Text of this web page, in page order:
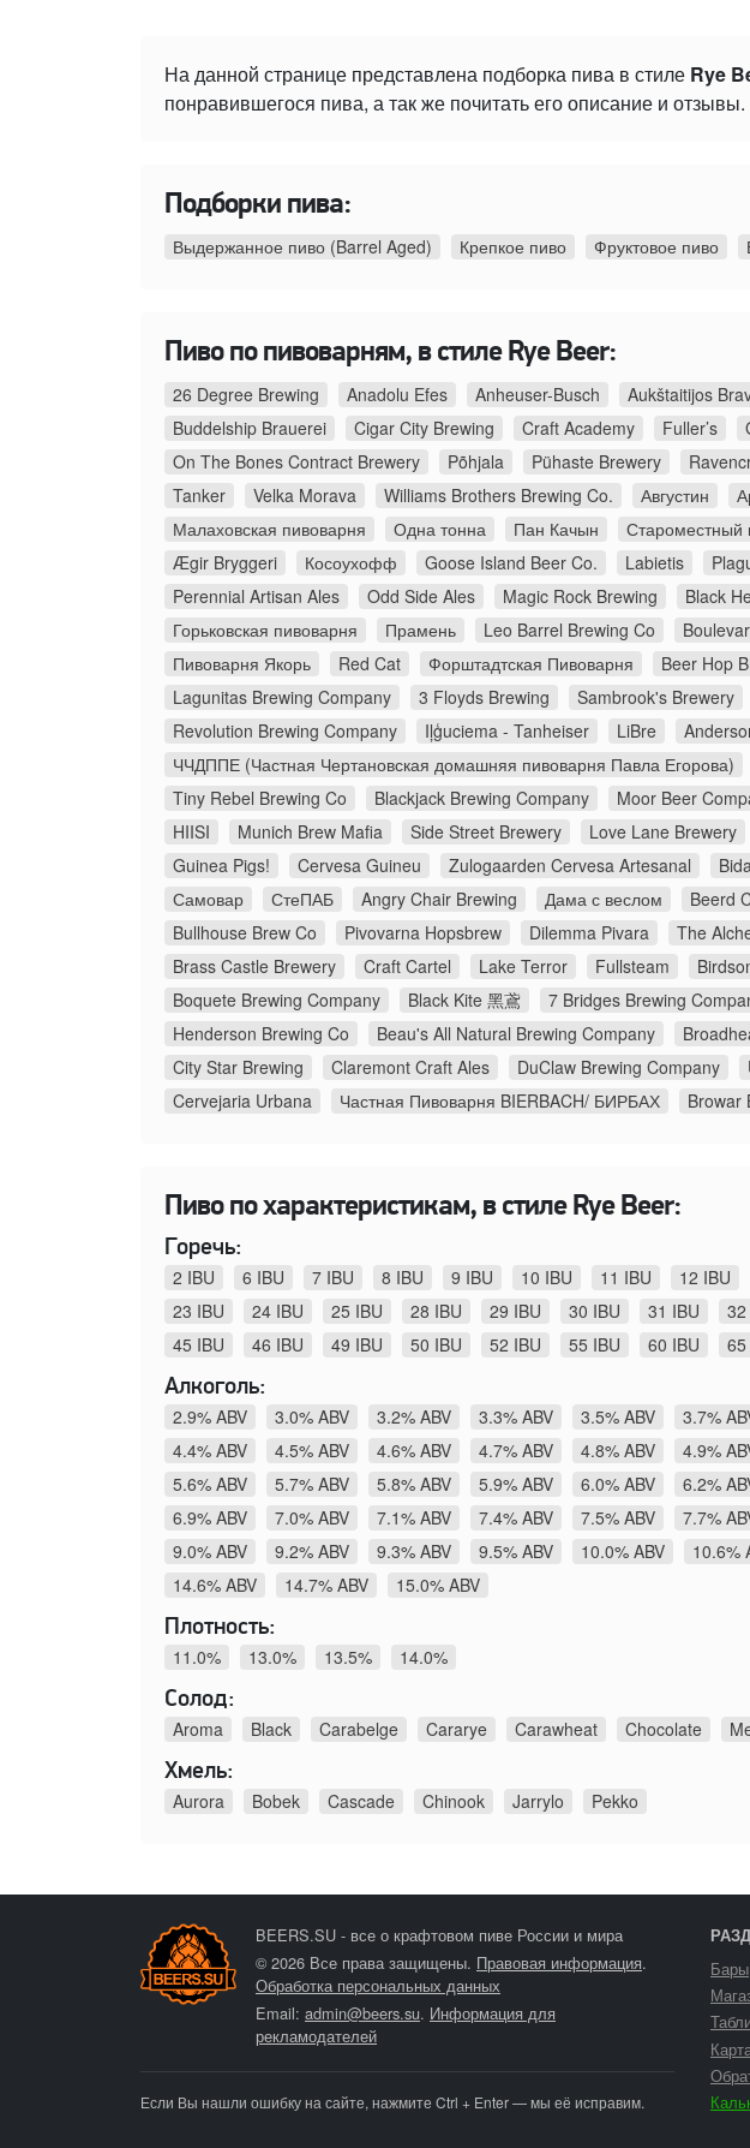
На данной странице представлена подборка пива в стиле Rye
понравившегося пива, а так же почитать его описание и отзывы.
Подборки пива:
Выдержанное пиво (Barrel Aged) Крепкое пиво Фруктовое пиво
Пиво по пивоварням, в стиле Rye Beer:
26 Degree Brewing Anadolu Efes Anheuser-Busch Aukštaitijos
Buddelship Brauerei
Cigar City Brewing Craft Academy Fuller’s
On The Bones Contract Brewery
Põhjala Pühaste Brewery
Tanker
Velka Morava Williams Brothers Brewing Co. Августин
Малаховская пивоварня
Одна тонна Пан Качын Староместный
Ægir Bryggeri
Косоухофф Goose Island Beer Co. Labietis
Perennial Artisan Ales
Odd Side Ales Magic Rock Brewing Black
Горьковская пивоварня
Прамень Leo Barrel Brewing Co
Пивоварня Якорь
Red Cat Форштадтская Пивоварня Beer Hop
Lagunitas Brewing Company
3 Floyds Brewing Sambrook's Brewery
Revolution Brewing Company
Iļģuciema - Tanheiser LiBre
ЧЧДППЕ (Частная Чертановская домашняя пивоварня Павла Егорова)
Tiny Rebel Brewing Co
Blackjack Brewing Company Moor Beer
HIISI
Munich Brew Mafia Side Street Brewery Love Lane Brewery
Guinea Pigs!
Cervesa Guineu Zulogaarden Cervesa Artesanal
Самовар
СтеПАБ Angry Chair Brewing Дама с веслом Beerd
Bullhouse Brew Co
Pivovarna Hopsbrew Dilemma Pivara The
Brass Castle Brewery
Craft Cartel Lake Terror Fullsteam
Boquete Brewing Company
Black Kite 黑鳶 7 Bridges Brewing
Henderson Brewing Co
Beau's All Natural Brewing Company
City Star Brewing
Claremont Craft Ales DuClaw Brewing Company
Cervejaria Urbana
Частная Пивоварня BIERBACH/ БИРБАХ Browar
Пиво по характеристикам, в стиле Rye Beer:
Горечь:
2 IBU
6 IBU 7 IBU 8 IBU 9 IBU 10 IBU 11 IBU 12 IBU
23 IBU
24 IBU 25 IBU 28 IBU 29 IBU 30 IBU 31 IBU 32
45 IBU
46 IBU 49 IBU 50 IBU 52 IBU 55 IBU 60 IBU 65
Алкоголь:
2.9% ABV
3.0% ABV 3.2% ABV 3.3% ABV 3.5% ABV 3.7%
4.4% ABV
4.5% ABV 4.6% ABV 4.7% ABV 4.8% ABV 4.9%
5.6% ABV
5.7% ABV 5.8% ABV 5.9% ABV 6.0% ABV 6.2%
6.9% ABV
7.0% ABV 7.1% ABV 7.4% ABV 7.5% ABV 7.7%
9.0% ABV
9.2% ABV 9.3% ABV 9.5% ABV 10.0% ABV 10.6%
14.6% ABV
14.7% ABV
15.0% ABV
Плотность:
11.0%
13.0% 13.5%
14.0%
Солод:
Aroma
Black Carabelge Cararye Carawheat Chocolate
Хмель:
Aurora
Bobek Cascade Chinook Jarrylo Pekko
BEERS.SU - все о крафтовом пиве России и мира
© 2026 Все права защищены. Правовая информация.
Обработка персональных данных
Email: admin@beers.su. Информация для
рекламодателей
Если Вы нашли ошибку на сайте, нажмите Ctrl + Enter — мы её исправим.
Бары